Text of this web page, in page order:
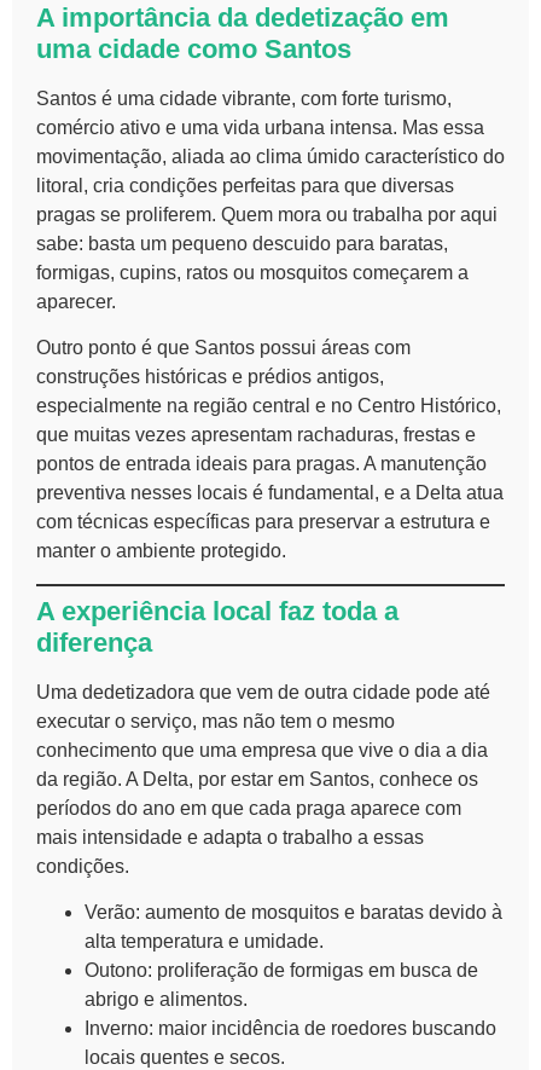
A importância da dedetização em
uma cidade como Santos
Santos é uma cidade vibrante, com forte turismo,
comércio ativo e uma vida urbana intensa. Mas essa
movimentação, aliada ao clima úmido característico do
litoral, cria condições perfeitas para que diversas
pragas se proliferem. Quem mora ou trabalha por aqui
sabe: basta um pequeno descuido para baratas,
formigas, cupins, ratos ou mosquitos começarem a
aparecer.
Outro ponto é que Santos possui áreas com
construções históricas e prédios antigos,
especialmente na região central e no Centro Histórico,
que muitas vezes apresentam rachaduras, frestas e
pontos de entrada ideais para pragas. A manutenção
preventiva nesses locais é fundamental, e a Delta atua
com técnicas específicas para preservar a estrutura e
manter o ambiente protegido.
A experiência local faz toda a
diferença
Uma dedetizadora que vem de outra cidade pode até
executar o serviço, mas não tem o mesmo
conhecimento que uma empresa que vive o dia a dia
da região. A Delta, por estar em Santos, conhece os
períodos do ano em que cada praga aparece com
mais intensidade e adapta o trabalho a essas
condições.
Verão: aumento de mosquitos e baratas devido à
alta temperatura e umidade.
Outono: proliferação de formigas em busca de
abrigo e alimentos.
Inverno: maior incidência de roedores buscando
locais quentes e secos.